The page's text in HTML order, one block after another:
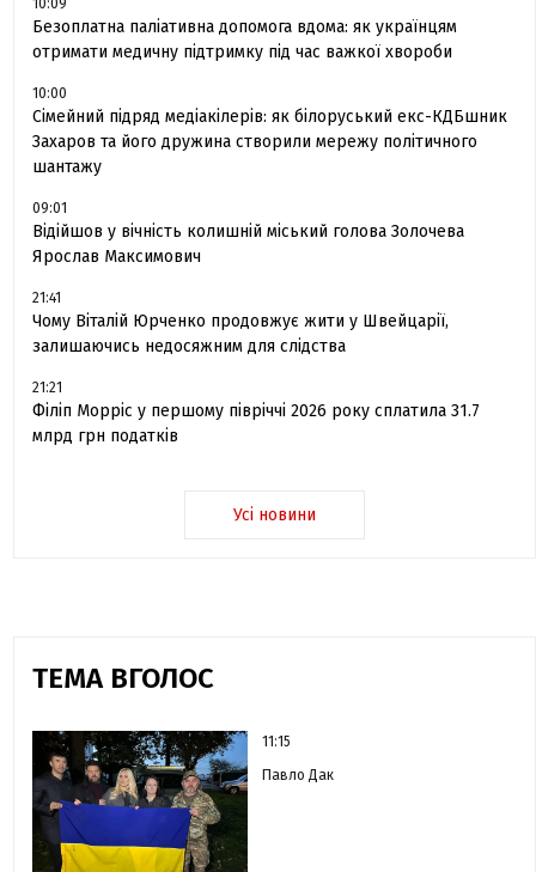
10:09
Безоплатна паліативна допомога вдома: як українцям
отримати медичну підтримку під час важкої хвороби
10:00
Сімейний підряд медіакілерів: як білоруський екс-КДБшник
Захаров та його дружина створили мережу політичного
шантажу
09:01
Відійшов у вічність колишній міський голова Золочева
Ярослав Максимович
21:41
Чому Віталій Юрченко продовжує жити у Швейцарії,
залишаючись недосяжним для слідства
21:21
Філіп Морріс у першому півріччі 2026 року сплатила 31.7
млрд грн податків
Усі новини
ТЕМА ВГОЛОС
11:15
Павло Дак